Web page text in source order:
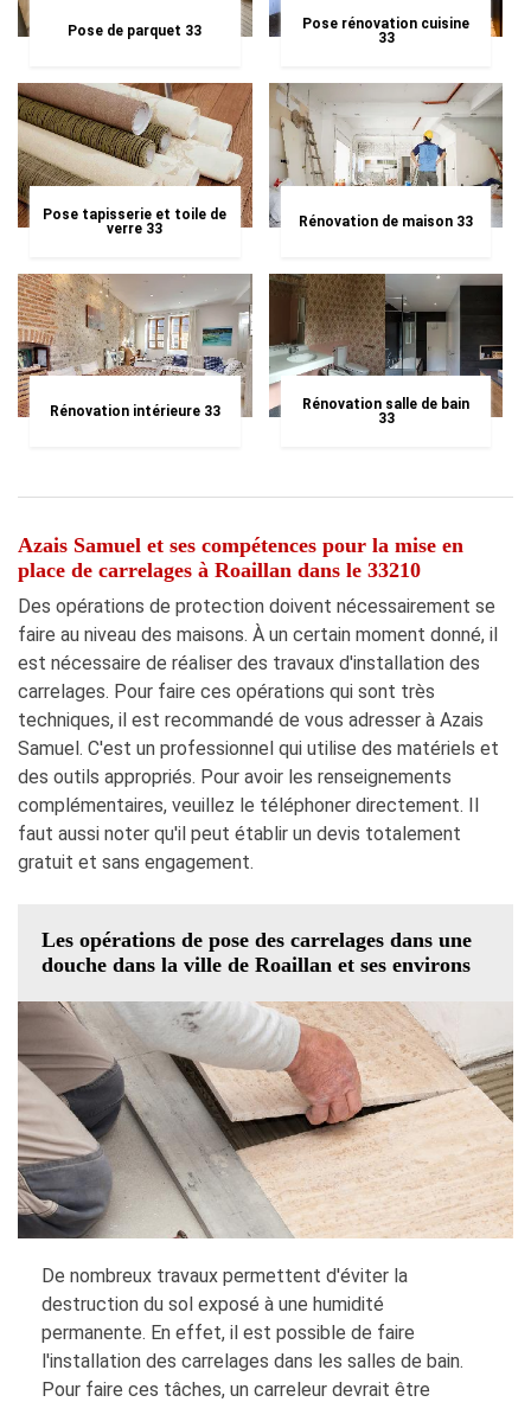
Pose de parquet 33
Pose rénovation cuisine
33
Pose tapisserie et toile de
verre 33
Rénovation de maison 33
Rénovation intérieure 33
Rénovation salle de bain
33
Azais Samuel et ses compétences pour la mise en
place de carrelages à Roaillan dans le 33210
Des opérations de protection doivent nécessairement se
faire au niveau des maisons. À un certain moment donné, il
est nécessaire de réaliser des travaux d'installation des
carrelages. Pour faire ces opérations qui sont très
techniques, il est recommandé de vous adresser à Azais
Samuel. C'est un professionnel qui utilise des matériels et
des outils appropriés. Pour avoir les renseignements
complémentaires, veuillez le téléphoner directement. Il
faut aussi noter qu'il peut établir un devis totalement
gratuit et sans engagement.
Les opérations de pose des carrelages dans une
douche dans la ville de Roaillan et ses environs
De nombreux travaux permettent d'éviter la
destruction du sol exposé à une humidité
permanente. En effet, il est possible de faire
l'installation des carrelages dans les salles de bain.
Pour faire ces tâches, un carreleur devrait être